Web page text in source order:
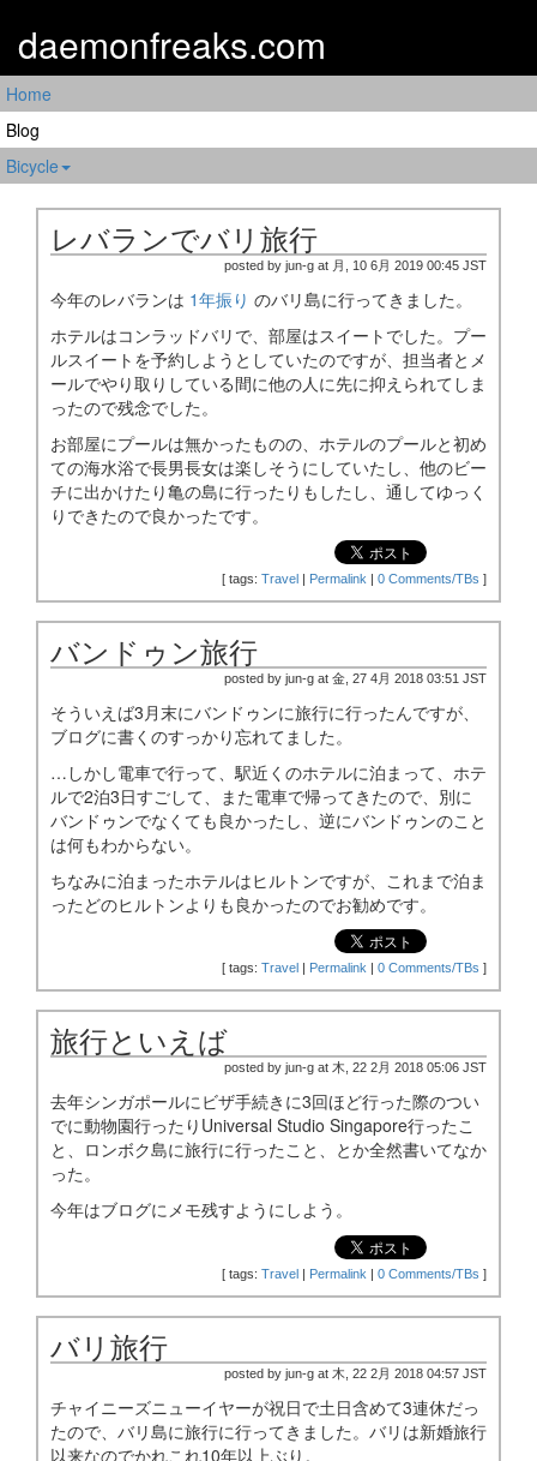
daemonfreaks.com
Home
Blog
Bicycle
レバランでバリ旅行
posted by jun-g at 月, 10 6月 2019 00:45 JST
今年のレバランは 1年振り のバリ島に行ってきました。
ホテルはコンラッドバリで、部屋はスイートでした。プー
ルスイートを予約しようとしていたのですが、担当者とメ
ールでやり取りしている間に他の人に先に抑えられてしま
ったので残念でした。
お部屋にプールは無かったものの、ホテルのプールと初め
ての海水浴で長男長女は楽しそうにしていたし、他のビー
チに出かけたり亀の島に行ったりもしたし、通してゆっく
りできたので良かったです。
[ tags: Travel | Permalink | 0 Comments/TBs ]
バンドゥン旅行
posted by jun-g at 金, 27 4月 2018 03:51 JST
そういえば3月末にバンドゥンに旅行に行ったんですが、
ブログに書くのすっかり忘れてました。
…しかし電車で行って、駅近くのホテルに泊まって、ホテ
ルで2泊3日すごして、また電車で帰ってきたので、別に
バンドゥンでなくても良かったし、逆にバンドゥンのこと
は何もわからない。
ちなみに泊まったホテルはヒルトンですが、これまで泊ま
ったどのヒルトンよりも良かったのでお勧めです。
[ tags: Travel Permalink 0 Comments/TBs ]
旅行といえば
posted by jun-g at 木, 22 2月 2018 05:06 JST
去年シンガポールにビザ手続きに3回ほど行った際のつい
でに動物園行ったりUniversal Studio Singapore行ったこ
と、ロンボク島に旅行に行ったこと、とか全然書いてなか
った。
今年はブログにメモ残すようにしよう。
[ tags: Travel | Permalink | 0 Comments/TBs ]
バリ旅行
posted by jun-g at 木, 22 2月 2018 04:57 JST
チャイニーズニューイヤーが祝日で土日含めて3連休だっ
たので、バリ島に旅行に行ってきました。バリは新婚旅行
以来なのでかれこれ10年以上ぶり。